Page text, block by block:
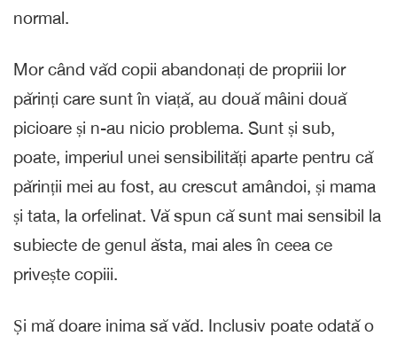
normal.
Mor când văd copii abandonați de propriii lor
părinți care sunt în viață, au două mâini două
picioare și n-au nicio problema. Sunt și sub,
poate, imperiul unei sensibilități aparte pentru că
părinții mei au fost, au crescut amândoi, și mama
și tata, la orfelinat. Vă spun că sunt mai sensibil la
subiecte de genul ăsta, mai ales în ceea ce
privește copiii.
Și mă doare inima să văd. Inclusiv poate odată o